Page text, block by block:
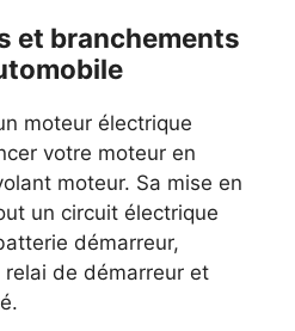
et branchements
moteur électrique
votre moteur en
moteur. Sa mise en
un circuit électrique
démarreur,
de démarreur et